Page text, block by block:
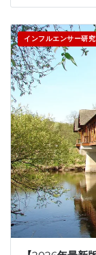
インフルエンサー研究